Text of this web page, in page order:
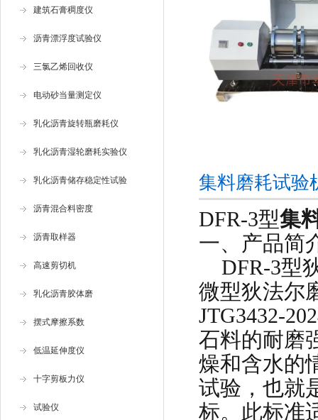
建筑石膏稠度仪
沥青漂浮度试验仪
三氯乙烯回收仪
电动砂当量测定仪
乳化沥青旋转瓶磨耗仪
乳化沥青湿轮磨耗实验仪
乳化沥青储存稳定性试验
沥青混合料密度
沥青取样器
高速剪切机
乳化沥青胶体磨
摆式摩擦系数
低温延伸度仪
十字剪板力仪
试验仪
集料磨耗试验
DFR-3型集
一、产品简
DFR-3型
微型狄法尔
JTG3432-
石料的耐磨
燥和含水的
试验，也就
标。此标准